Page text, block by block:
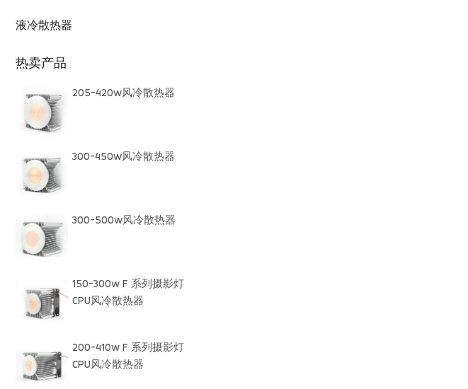
液冷散热器
热卖产品
205-420w风冷散热器
300-450w风冷散热器
300-500w风冷散热器
150-300w F 系列摄影灯
CPU风冷散热器
200-410w F 系列摄影灯
CPU风冷散热器